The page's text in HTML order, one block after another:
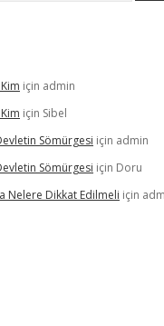
için admin
için Sibel
Sömürgesi için admin
Sömürgesi için Doru
Nelere Dikkat Edilmeli için